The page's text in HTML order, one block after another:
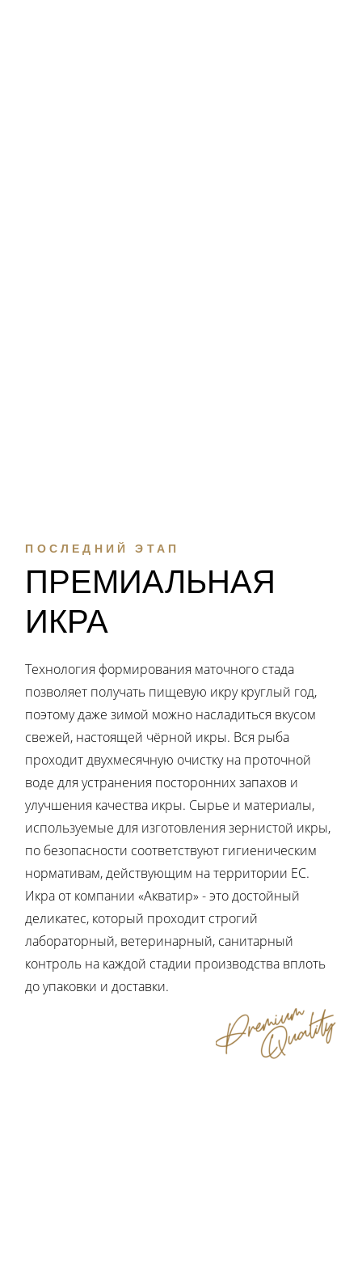
ПОСЛЕДНИЙ ЭТАП
ПРЕМИАЛЬНАЯ
ИКРА
Технология формирования маточного стада
позволяет получать пищевую икру круглый год,
поэтому даже зимой можно насладиться вкусом
свежей, настоящей чёрной икры. Вся рыба
проходит двухмесячную очистку на проточной
воде для устранения посторонних запахов и
улучшения качества икры. Сырье и материалы,
используемые для изготовления зернистой икры,
по безопасности соответствуют гигиеническим
нормативам, действующим на территории ЕС.
Икра от компании «Акватир» - это достойный
деликатес, который проходит строгий
лабораторный, ветеринарный, санитарный
контроль на каждой стадии производства вплоть
до упаковки и доставки.